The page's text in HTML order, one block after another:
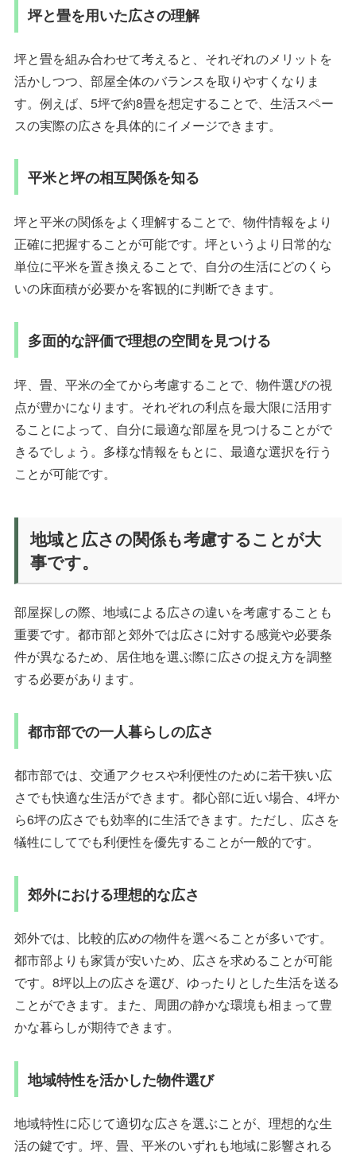
坪と畳を用いた広さの理解
坪と畳を組み合わせて考えると、それぞれのメリットを
活かしつつ、部屋全体のバランスを取りやすくなりま
す。例えば、5坪で約8畳を想定することで、生活スペー
スの実際の広さを具体的にイメージできます。
平米と坪の相互関係を知る
坪と平米の関係をよく理解することで、物件情報をより
正確に把握することが可能です。坪というより日常的な
単位に平米を置き換えることで、自分の生活にどのくら
いの床面積が必要かを客観的に判断できます。
多面的な評価で理想の空間を見つける
坪、畳、平米の全てから考慮することで、物件選びの視
点が豊かになります。それぞれの利点を最大限に活用す
ることによって、自分に最適な部屋を見つけることがで
きるでしょう。多様な情報をもとに、最適な選択を行う
ことが可能です。
地域と広さの関係も考慮することが大
事です。
部屋探しの際、地域による広さの違いを考慮することも
重要です。都市部と郊外では広さに対する感覚や必要条
件が異なるため、居住地を選ぶ際に広さの捉え方を調整
する必要があります。
都市部での一人暮らしの広さ
都市部では、交通アクセスや利便性のために若干狭い広
さでも快適な生活ができます。都心部に近い場合、4坪か
ら6坪の広さでも効率的に生活できます。ただし、広さを
犠牲にしてでも利便性を優先することが一般的です。
郊外における理想的な広さ
郊外では、比較的広めの物件を選べることが多いです。
都市部よりも家賃が安いため、広さを求めることが可能
です。8坪以上の広さを選び、ゆったりとした生活を送る
ことができます。また、周囲の静かな環境も相まって豊
かな暮らしが期待できます。
地域特性を活かした物件選び
地域特性に応じて適切な広さを選ぶことが、理想的な生
活の鍵です。坪、畳、平米のいずれも地域に影響される